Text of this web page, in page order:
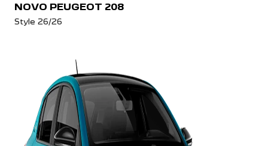
NOVO PEUGEOT 208
Style 26/26